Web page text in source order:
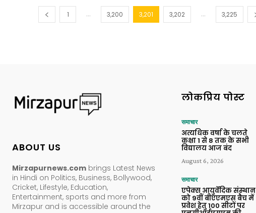
1 ... 3,200 3,201 3,202 ... 3,225
ABOUT US
Mirzapurnews.com brings Latest News
in Hindi on Politics, Business, Bollywood,
Cricket, Lifestyle, Education,
Entertainment, sports and more from
Mirzapur and is accessible around the
लोकप्रिय पोस्ट
समाचार
अत्यधिक वर्षा के चलते
कक्षा 1 से 8 तक के सभी
विद्यालय आज बंद
August 6, 2026
समाचार
एपेक्स आयुर्वेदिक संस्थान
को 9वीं बीएएमएस बैच में
प्रवेश हेतु 100 सीटों पर